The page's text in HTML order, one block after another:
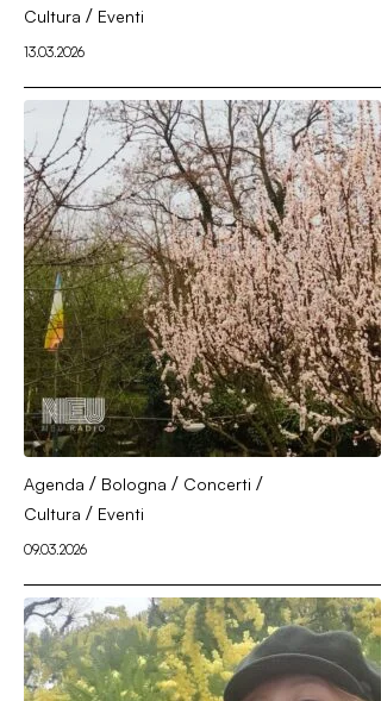
Cultura / Eventi
13.03.2026
Agenda / Bologna / Concerti /
Cultura / Eventi
09.03.2026